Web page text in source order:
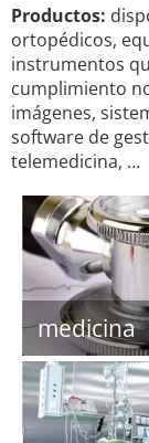
Productos:
ortopédicos,
instrumentos
cumplimiento
imágenes,
software de
telemedicina, …
medicina